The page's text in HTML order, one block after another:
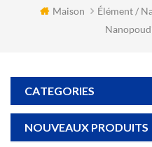
Maison
Élément /
CATEGORIES
NOUVEAUX PRODUITS